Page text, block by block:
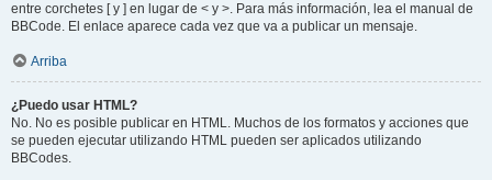
entre corchetes [ y ] en lugar de < y >. Para más información, lea el manual de
BBCode. El enlace aparece cada vez que va a publicar un mensaje.
Arriba
¿Puedo usar HTML?
No. No es posible publicar en HTML. Muchos de los formatos y acciones que
se pueden ejecutar utilizando HTML pueden ser aplicados utilizando
BBCodes.